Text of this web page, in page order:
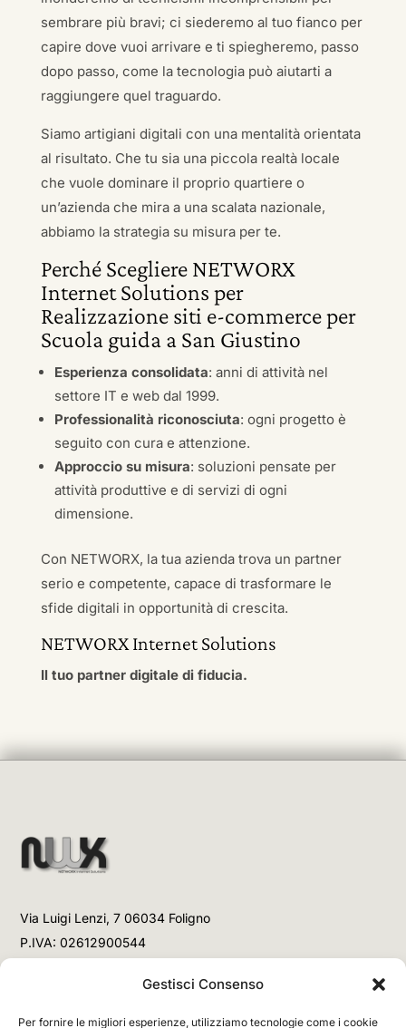
Gestisci Consenso
Per fornire le migliori esperienze, utilizziamo tecnologie come i cookie
sembrare più bravi; ci siederemo al tuo fianco per
capire dove vuoi arrivare e ti spiegheremo, passo
dopo passo, come la tecnologia può aiutarti a
raggiungere quel traguardo.
Siamo artigiani digitali con una mentalità orientata
al risultato. Che tu sia una piccola realtà locale
che vuole dominare il proprio quartiere o
un’azienda che mira a una scalata nazionale,
abbiamo la strategia su misura per te.
Perché Scegliere NETWORX
Internet Solutions per
Realizzazione siti e-commerce per
Scuola guida a San Giustino
Esperienza consolidata: anni di attività nel
settore IT e web dal 1999.
Professionalità riconosciuta: ogni progetto è
seguito con cura e attenzione.
Approccio su misura: soluzioni pensate per
attività produttive e di servizi di ogni
dimensione.
Con NETWORX, la tua azienda trova un partner
serio e competente, capace di trasformare le
sfide digitali in opportunità di crescita.
NETWORX Internet Solutions
Il tuo partner digitale di fiducia.
Via Luigi Lenzi, 7 06034 Foligno
P.IVA: 02612900544